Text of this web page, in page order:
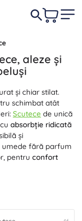
aleze și
și chiar stilat.
schimbat atât
Scutece de unică
absorbție ridicată
și
umede fără parfum
pentru confort
schimbat: forme
pentru
sunt